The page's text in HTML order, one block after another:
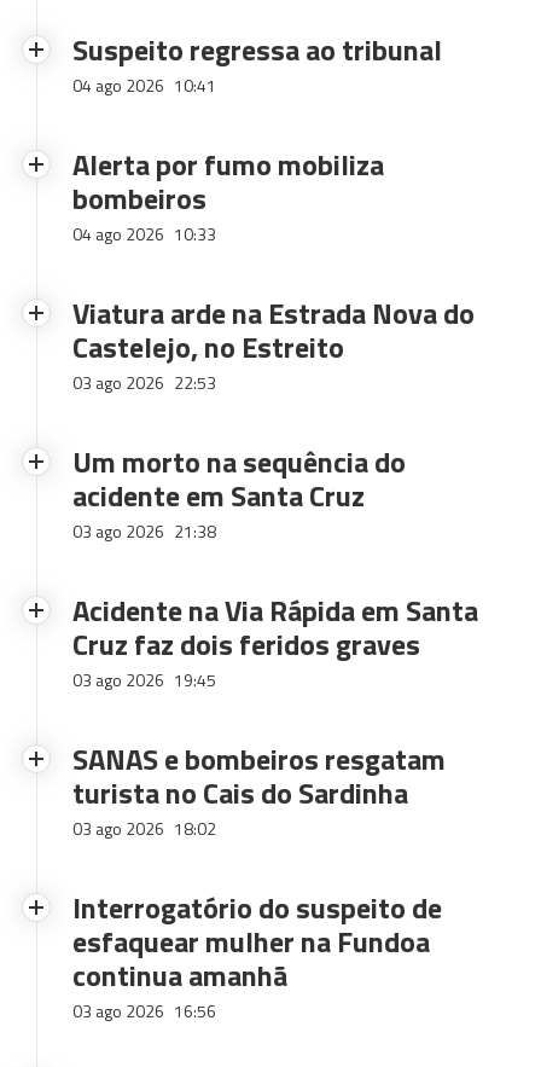
Suspeito regressa ao tribunal
04 ago 2026 10:41
Alerta por fumo mobiliza
bombeiros
04 ago 2026 10:33
Viatura arde na Estrada Nova do
Castelejo, no Estreito
03 ago 2026 22:53
Um morto na sequência do
acidente em Santa Cruz
03 ago 2026 21:38
Acidente na Via Rápida em Santa
Cruz faz dois feridos graves
03 ago 2026 19:45
SANAS e bombeiros resgatam
turista no Cais do Sardinha
03 ago 2026 18:02
Interrogatório do suspeito de
esfaquear mulher na Fundoa
continua amanhã
03 ago 2026 16:56